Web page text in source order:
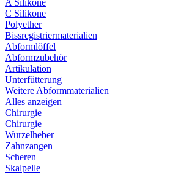
A Silikone
C Silikone
Polyether
Bissregistriermaterialien
Abformlöffel
Abformzubehör
Artikulation
Unterfütterung
Weitere Abformmaterialien
Alles anzeigen
Chirurgie
Chirurgie
Wurzelheber
Zahnzangen
Scheren
Skalpelle